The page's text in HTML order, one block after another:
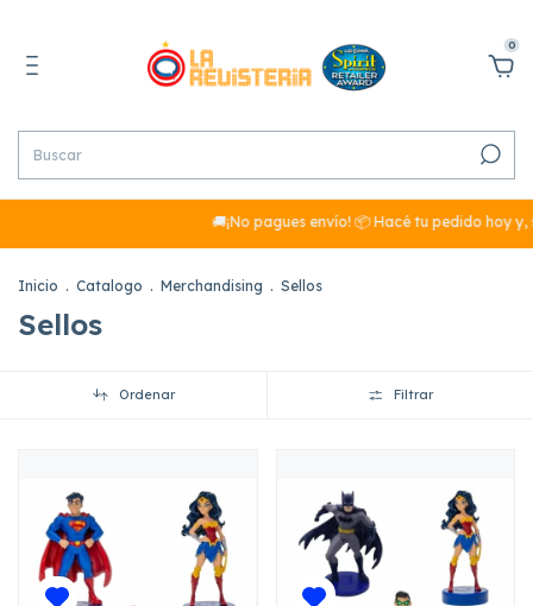
0
🚚¡No pagues envío! 📦 Hacé tu pedido hoy y,
Inicio . Catalogo . Merchandising . Sellos
Sellos
Ordenar Filtrar